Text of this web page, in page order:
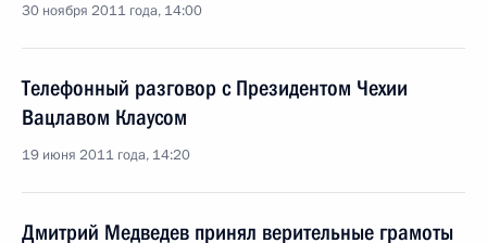
30 ноября 2011 года, 14:00
Телефонный разговор с Президентом Чехии
Вацлавом Клаусом
19 июня 2011 года, 14:20
Дмитрий Медведев принял верительные грамоты